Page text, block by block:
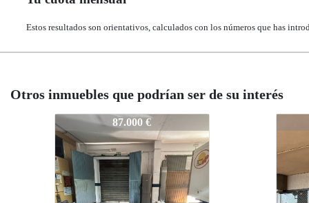
Estos resultados son orientativos, calculados con los números que has
Otros inmuebles que podrían ser de su interés
1159-NA
144.899 €
1159-NA 144.899 €